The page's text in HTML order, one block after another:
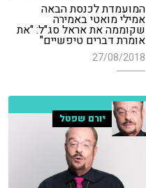
המועמדת לכנסת הבאה
אמילי מואטי באמירה
שקוממה את אראל סג"ל: "את
אומרת דברים טיפשיים"
27/08/2018
יורם שפטל